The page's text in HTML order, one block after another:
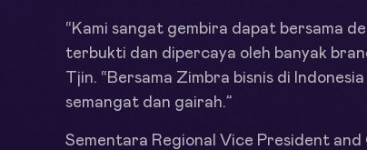
“Kami sangat gembira dapat bersama
terbukti dan dipercaya oleh banyak
Tjin. “Bersama Zimbra bisnis di
semangat dan gairah.”
Sementara Regional Vice President